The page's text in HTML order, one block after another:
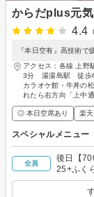
からだplus元
4.4
『本日空有』高技術で
アクセス：各線 上
3分 湯湯島駅 徒歩6
カラオケ館・牛丼の
れたら右方向「上中
◎ 本日空席あり 楽天
スペシャルメニュー
全員
後日【
25+ふく
5+足湯5